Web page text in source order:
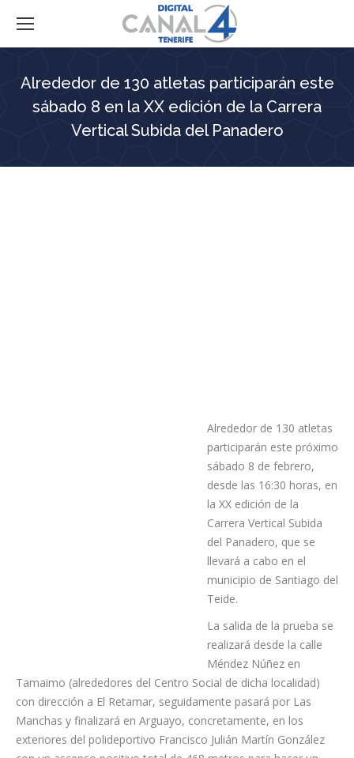
Alrededor de 130 atletas participarán este
sábado 8 en la XX edición de la Carrera
Vertical Subida del Panadero
Alrededor de 130 atletas
participarán este próximo sábado 8 de febrero, desde las
16:30 horas, en la XX edición de la Carrera Vertical Subida del
Panadero, que se llevará a cabo en el municipio de Santiago
La salida de la prueba se realizará desde la calle Méndez
Núñez en Tamaimo (alrededores del Centro Social de dicha
localidad) con dirección a El Retamar, seguidamente pasará
por Las Manchas y finalizará en Arguayo, concretamente, en
los exteriores del polideportivo Francisco Julián Martín
González con un ascenso positivo total de 468 metros para
hacer un total de 5.760 metros de recorrido.
Se trata de la organización de una de las carreras de montaña
más antiguas de Tenerife y transcurre por un paraje natural
inigualable, la subida desde Tamaimo hacia El Retamar donde
te envuelve su vegetación; la llegada a la zona alta de Las
Manchas donde se puede apreciar las vistas hacia la isla de La